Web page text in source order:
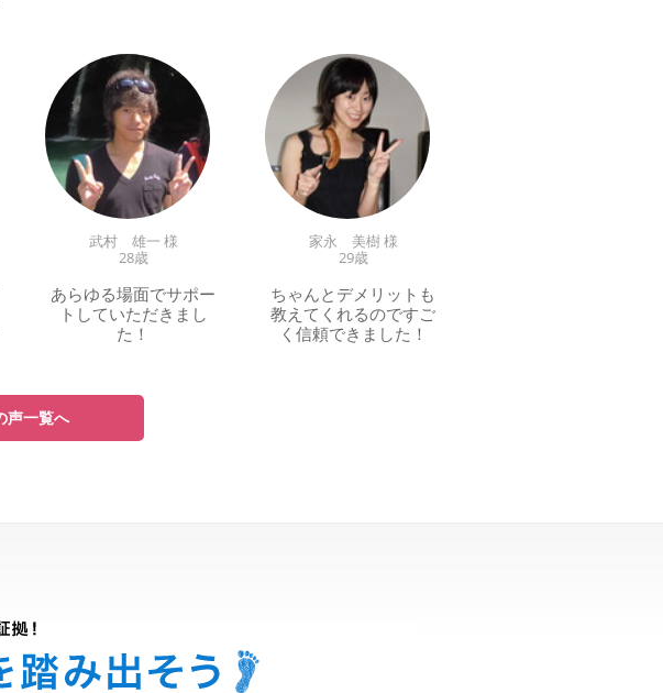
武村 雄一 様
28歳
あらゆる場面でサポー
トしていただきまし
た！
家永 美樹 様
29歳
ちゃんとデメリットも
教えてくれるのですご
く信頼できました！
声一覧へ